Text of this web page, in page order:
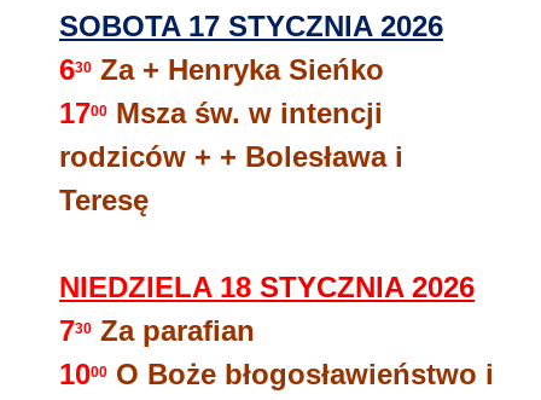
SOBOTA 17 STYCZNIA 2026
630 Za + Henryka Sieńko
1700 Msza św. w intencji
rodziców + + Bolesława i
Teresę
NIEDZIELA 18 STYCZNIA 2026
730 Za parafian
1000 O Boże błogosławieństwo i